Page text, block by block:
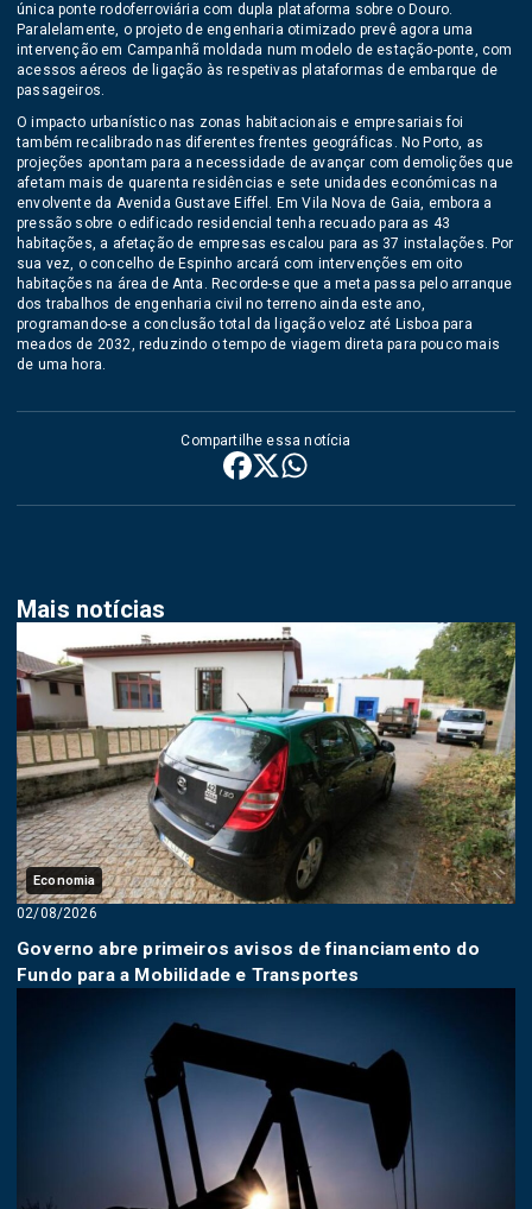
única ponte rodoferroviária com dupla plataforma sobre o Douro.
Paralelamente, o projeto de engenharia otimizado prevê agora uma
intervenção em Campanhã moldada num modelo de estação-ponte, com
acessos aéreos de ligação às respetivas plataformas de embarque de
passageiros.
O impacto urbanístico nas zonas habitacionais e empresariais foi
também recalibrado nas diferentes frentes geográficas. No Porto, as
projeções apontam para a necessidade de avançar com demolições que
afetam mais de quarenta residências e sete unidades económicas na
envolvente da Avenida Gustave Eiffel. Em Vila Nova de Gaia, embora a
pressão sobre o edificado residencial tenha recuado para as 43
habitações, a afetação de empresas escalou para as 37 instalações. Por
sua vez, o concelho de Espinho arcará com intervenções em oito
habitações na área de Anta. Recorde-se que a meta passa pelo arranque
dos trabalhos de engenharia civil no terreno ainda este ano,
programando-se a conclusão total da ligação veloz até Lisboa para
meados de 2032, reduzindo o tempo de viagem direta para pouco mais
de uma hora.
Compartilhe essa notícia
Mais notícias
Economia
02/08/2026
Governo abre primeiros avisos de financiamento do
Fundo para a Mobilidade e Transportes